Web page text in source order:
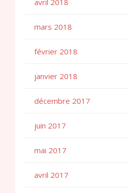
mars 2018
février 2018
janvier 2018
décembre 2017
juin 2017
mai 2017
avril 2017